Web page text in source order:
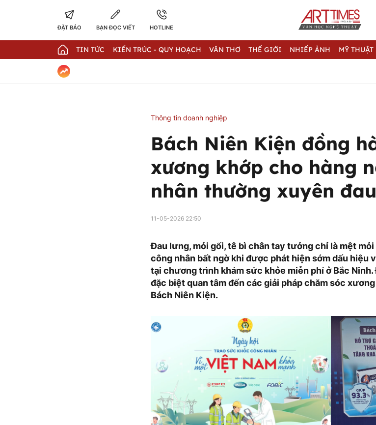
ĐẶT BÁO BẠN ĐỌC VIẾT HOTLINE
TIN TỨC KIẾN TRÚC - QUY HOẠCH VĂN THƠ THẾ GIỚI NHIẾP ẢNH MỸ THUẬT
Thông tin doanh nghiệp
Bách Niên Kiện đồng
xương khớp cho hàng
nhân thường xuyên
11-05-2026 22:50
Đau lưng, mỏi gối, tê bì chân tay tưởng chỉ là mệt
công nhân bất ngờ khi được phát hiện sớm dấu hiệu
tại chương trình khám sức khỏe miễn phí ở Bắc
đặc biệt quan tâm đến các giải pháp chăm sóc
Bách Niên Kiện.